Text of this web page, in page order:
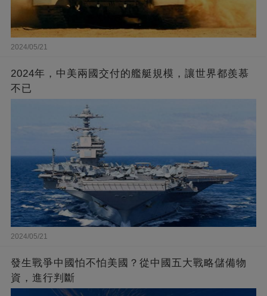
2024/05/21
2024年，中美兩國交付的艦艇規模，讓世界都羨慕
不已
2024/05/21
發生戰爭中國怕不怕美國？從中國五大戰略儲備物
資，進行判斷